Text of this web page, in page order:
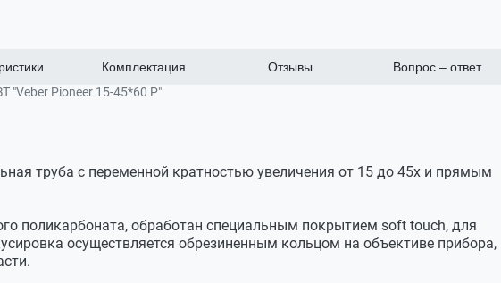
Комплектация Отзывы
Вопрос – ответ
"Veber Pioneer 15-45*60 Р"
труба с переменной кратностью увеличения от 15 до 45х и прямым
поликарбоната, обработан специальным покрытием soft touch, для
осуществляется обрезиненным кольцом на объективе прибора,
в описании и комплектации нет. Он в итоге в комплекте или нет?